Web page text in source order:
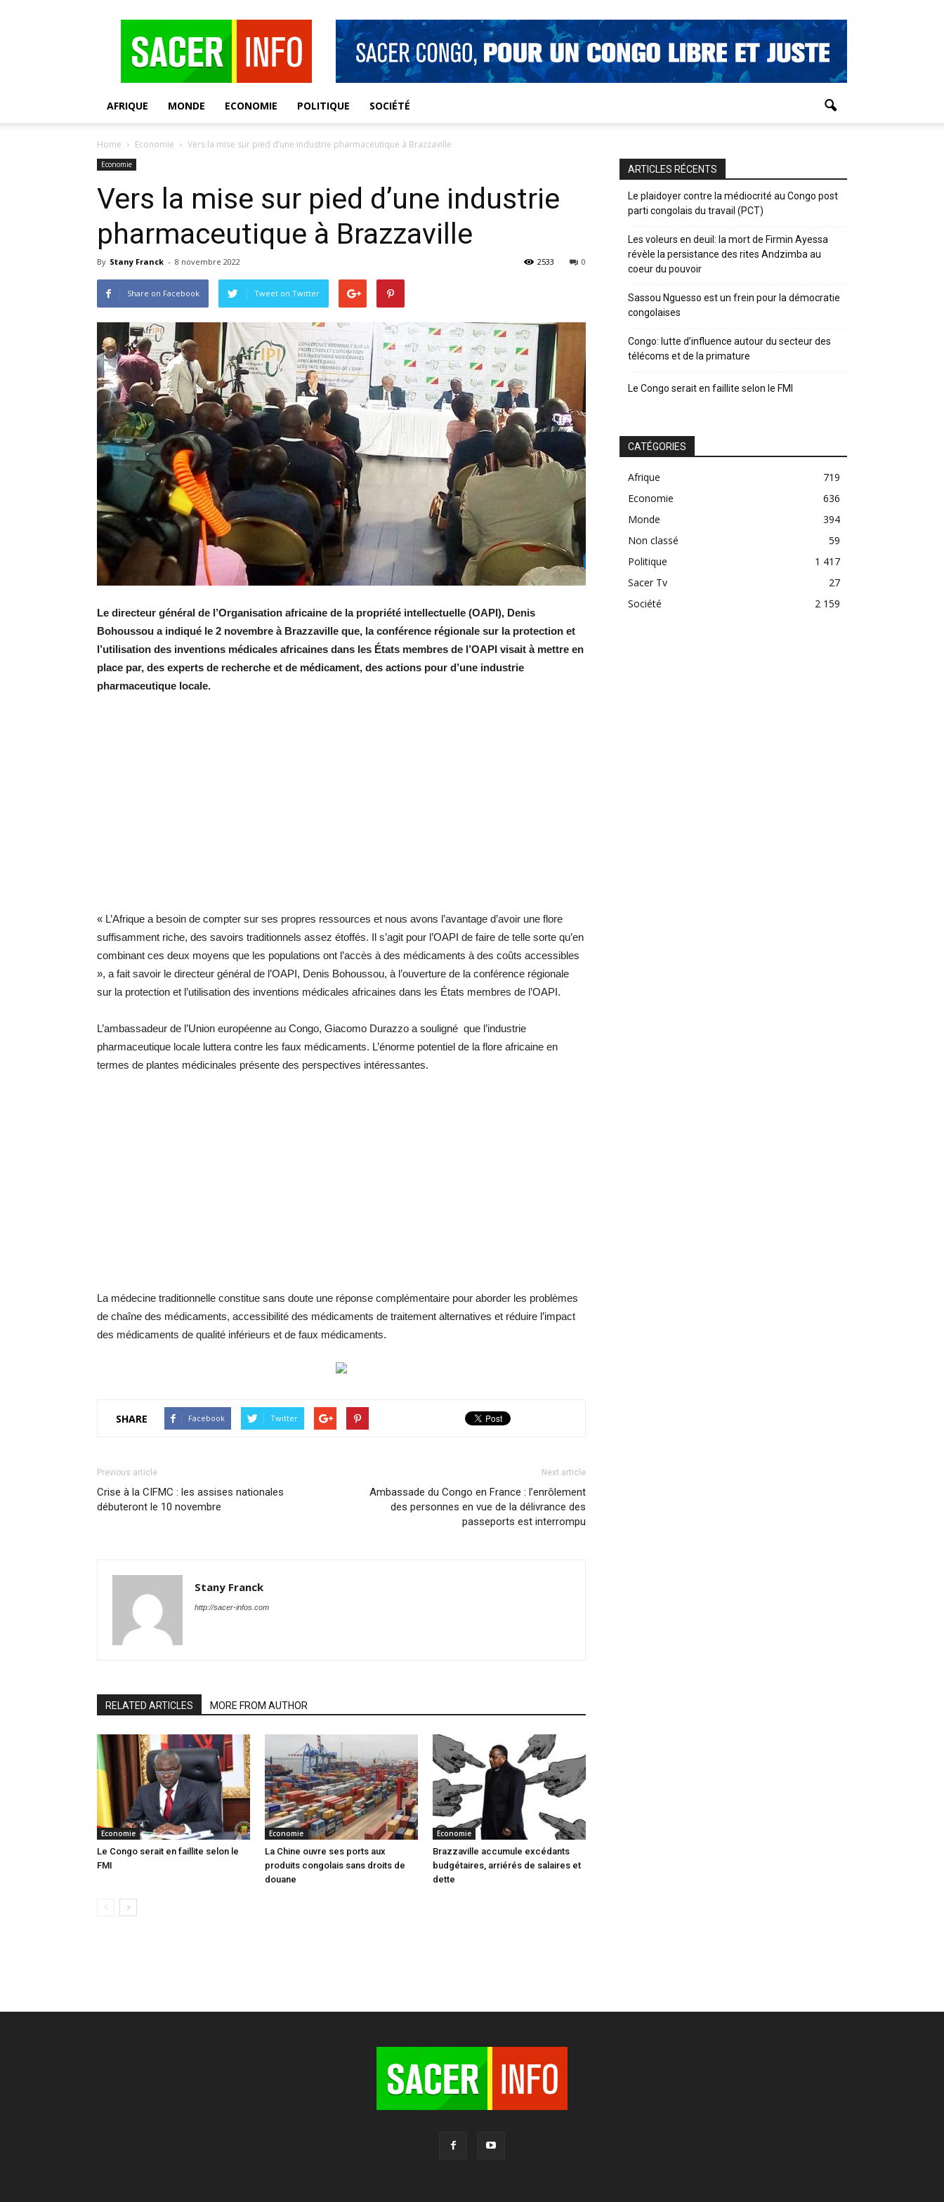
AFRIQUE MONDE ECONOMIE POLITIQUE SOCIÉTÉ
Home Economie Vers la mise sur pied d’une industrie pharmaceutique à Brazzaville
Economie
Vers la mise sur pied d’une industrie
pharmaceutique à Brazzaville
By Stany Franck - 8 novembre 2022 0
2533
Share on Facebook Tweet on Twitter
Le directeur général de l’Organisation africaine de la propriété intellectuelle (OAPI), Denis
Bohoussou a indiqué le 2 novembre à Brazzaville que, la conférence régionale sur la protection et
l’utilisation des inventions médicales africaines dans les États membres de l’OAPI visait à mettre en
place par, des experts de recherche et de médicament, des actions pour d’une industrie
pharmaceutique locale.
« L’Afrique a besoin de compter sur ses propres ressources et nous avons l’avantage d’avoir une flore
suffisamment riche, des savoirs traditionnels assez étoffés. Il s’agit pour l’OAPI de faire de telle sorte qu’en
combinant ces deux moyens que les populations ont l’accès à des médicaments à des coûts accessibles
», a fait savoir le directeur général de l’OAPI, Denis Bohoussou, à l’ouverture de la conférence régionale
sur la protection et l’utilisation des inventions médicales africaines dans les États membres de l’OAPI.
L’ambassadeur de l’Union européenne au Congo, Giacomo Durazzo a souligné que l’industrie
pharmaceutique locale luttera contre les faux médicaments. L’énorme potentiel de la flore africaine en
termes de plantes médicinales présente des perspectives intéressantes.
La médecine traditionnelle constitue sans doute une réponse complémentaire pour aborder les problèmes
de chaîne des médicaments, accessibilité des médicaments de traitement alternatives et réduire l’impact
des médicaments de qualité inférieurs et de faux médicaments.
SHARE Facebook Twitter
Previous article
Crise à la CIFMC : les assises nationales
débuteront le 10 novembre
Next article
Ambassade du Congo en France : l’enrôlement
des personnes en vue de la délivrance des
passeports est interrompu
Stany Franck
http://sacer-infos.com
RELATED ARTICLES MORE FROM AUTHOR
Economie
Le Congo serait en faillite selon le
FMI
Economie
La Chine ouvre ses ports aux
produits congolais sans droits de
douane
Economie
Brazzaville accumule excédants
budgétaires, arriérés de salaires et
dette
ARTICLES RÉCENTS
Le plaidoyer contre la médiocrité au Congo post
parti congolais du travail (PCT)
Les voleurs en deuil: la mort de Firmin Ayessa
révèle la persistance des rites Andzimba au
coeur du pouvoir
Sassou Nguesso est un frein pour la démocratie
congolaises
Congo: lutte d’influence autour du secteur des
télécoms et de la primature
Le Congo serait en faillite selon le FMI
CATÉGORIES
Afrique
719
Economie
636
Monde
394
Non classé
59
Politique
1 417
Sacer Tv
27
Société
2 159